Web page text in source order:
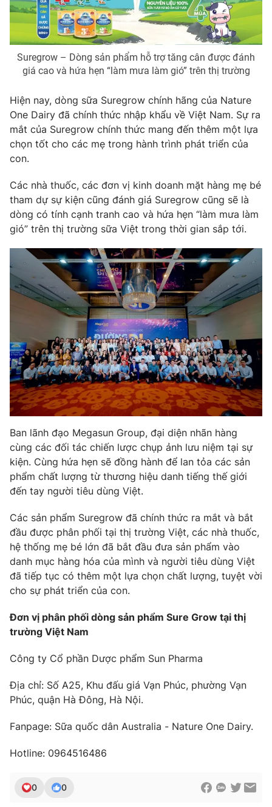
Suregrow – Dòng sản phẩm hỗ trợ tăng cân được đánh
giá cao và hứa hẹn “làm mưa làm gió” trên thị trường
Hiện nay, dòng sữa Suregrow chính hãng của Nature
One Dairy đã chính thức nhập khẩu về Việt Nam. Sự ra
mắt của Suregrow chính thức mang đến thêm một lựa
chọn tốt cho các mẹ trong hành trình phát triển của
con.
Các nhà thuốc, các đơn vị kinh doanh mặt hàng mẹ bé
tham dự sự kiện cũng đánh giá Suregrow cũng sẽ là
dòng có tính cạnh tranh cao và hứa hẹn “làm mưa làm
gió” trên thị trường sữa Việt trong thời gian sắp tới.
Ban lãnh đạo Megasun Group, đại diện nhãn hàng
cùng các đối tác chiến lược chụp ảnh lưu niệm tại sự
kiện. Cùng hứa hẹn sẽ đồng hành để lan tỏa các sản
phẩm chất lượng từ thương hiệu danh tiếng thế giới
đến tay người tiêu dùng Việt.
Các sản phẩm Suregrow đã chính thức ra mắt và bắt
đầu được phân phối tại thị trường Việt, các nhà thuốc,
hệ thống mẹ bé lớn đã bắt đầu đưa sản phẩm vào
danh mục hàng hóa của mình và người tiêu dùng Việt
đã tiếp tục có thêm một lựa chọn chất lượng, tuyệt vời
cho sự phát triển của con.
Đơn vị phân phối dòng sản phẩm Sure Grow tại thị
trường Việt Nam
Công ty Cổ phần Dược phẩm Sun Pharma
Địa chỉ: Số A25, Khu đấu giá Vạn Phúc, phường Vạn
Phúc, quận Hà Đông, Hà Nội.
Fanpage: Sữa quốc dân Australia - Nature One Dairy.
Hotline: 0964516486
0 0